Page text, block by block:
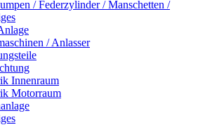
/ Federzylinder / Manschetten /
/ Anlasser
Innenraum
Motorraum